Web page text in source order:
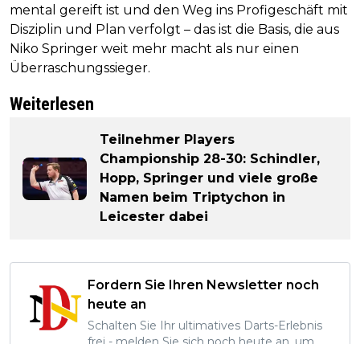
mental gereift ist und den Weg ins Profigeschäft mit
Disziplin und Plan verfolgt – das ist die Basis, die aus
Niko Springer weit mehr macht als nur einen
Überraschungssieger.
Weiterlesen
Teilnehmer Players
Championship 28-30: Schindler,
Hopp, Springer und viele große
Namen beim Triptychon in
Leicester dabei
Fordern Sie Ihren Newsletter noch
heute an
Schalten Sie Ihr ultimatives Darts-Erlebnis